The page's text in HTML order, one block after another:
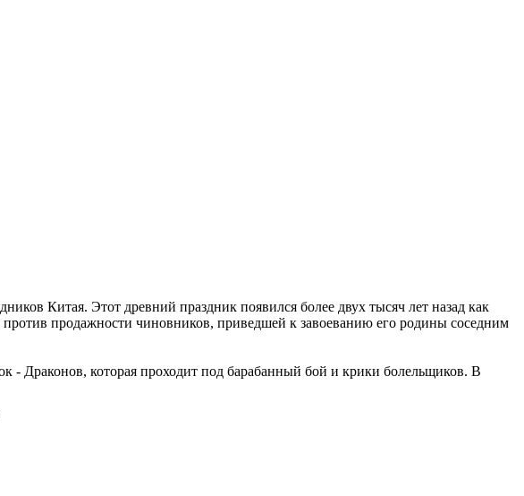
Китая. Этот древний праздник появился более двух тысяч лет назад как
продажности чиновников, приведшей к завоеванию его родины соседним
- Драконов, которая проходит под барабанный бой и крики болельщиков. В